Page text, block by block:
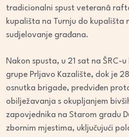
tradicionalni spust veteranâ
kupališta na Turnju do kupališta
sudjelovanje građana.
Nakon spusta, u 21 sat na ŠRC-
grupe Prljavo Kazalište, dok je
osnutka brigade, predviđen
obilježavanja s okupljanjem
zapovjednika na Starom gradu
zbornim mjestima, uključujući